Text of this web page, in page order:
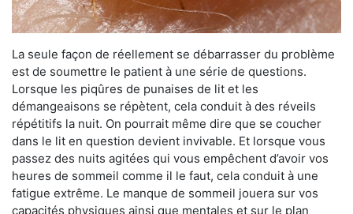
La seule façon de réellement se débarrasser du problème
est de soumettre le patient à une série de questions.
Lorsque les piqûres de punaises de lit et les
démangeaisons se répètent, cela conduit à des réveils
répétitifs la nuit. On pourrait même dire que se coucher
dans le lit en question devient invivable. Et lorsque vous
passez des nuits agitées qui vous empêchent d’avoir vos
heures de sommeil comme il le faut, cela conduit à une
fatigue extrême. Le manque de sommeil jouera sur vos
capacités physiques ainsi que mentales et sur le plan